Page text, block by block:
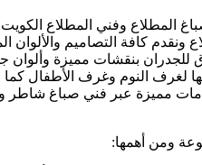
المطلاع وفني المطلاع
ونقدم كافة التصاميم والألوان
للجدران بنقشات مميزة وألوان
لغرف النوم وغرف الأطفال
مميزة عبر فني صباغ شاطر
ومن أهمها: